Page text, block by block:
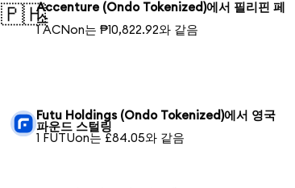
🇵🇭Accenture (Ondo Tokenized)에서 필리핀 페
소
1 ACNon는 ₱10,822.92와 같음
Futu Holdings (Ondo Tokenized)에서 영국
파운드 스털링
1 FUTUon는 £84.05와 같음